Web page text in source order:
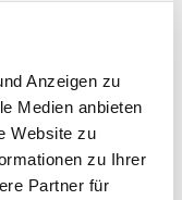
Anzeigen zu
Medien anbieten
Website zu
zu Ihrer
Partner für